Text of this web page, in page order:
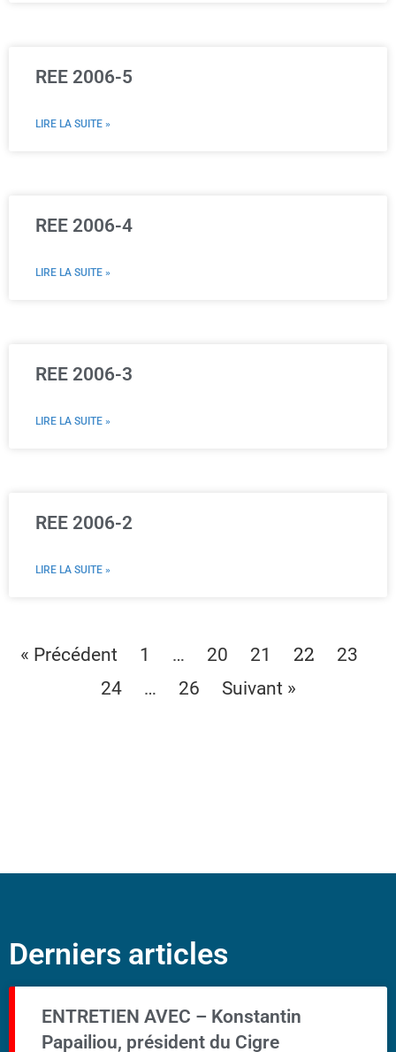
REE 2006-5
LIRE LA SUITE »
REE 2006-4
LIRE LA SUITE »
REE 2006-3
LIRE LA SUITE »
REE 2006-2
LIRE LA SUITE »
« Précédent 1 … 20 21 22
23
24
… 26 Suivant »
Derniers articles
ENTRETIEN AVEC – Konstantin
Papailiou, président du Cigre